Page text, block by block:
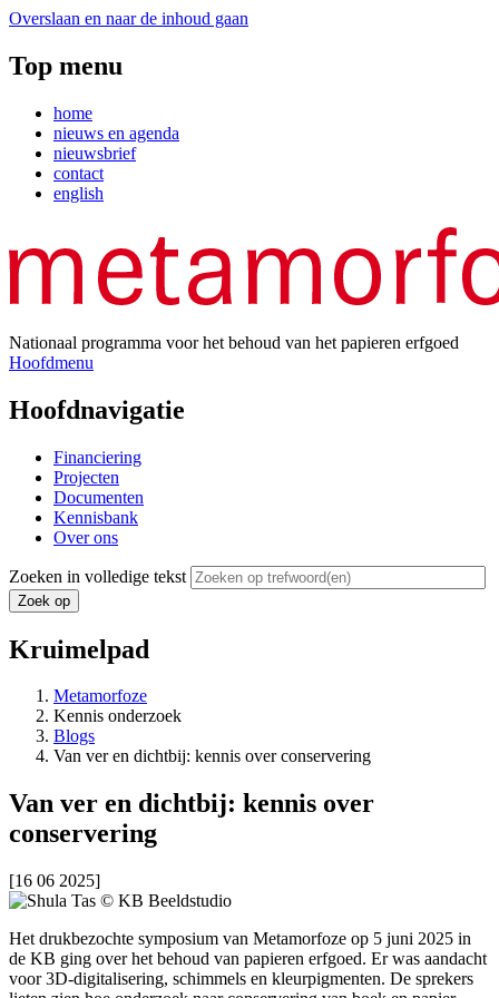
Overslaan en naar de inhoud gaan
Top menu
home
nieuws en agenda
nieuwsbrief
contact
english
Nationaal programma voor het behoud van het papieren erfgoed
Hoofdmenu
Hoofdnavigatie
Financiering
Projecten
Documenten
Kennisbank
Over ons
Zoeken in volledige tekst
Kruimelpad
Metamorfoze
Kennis onderzoek
Blogs
Van ver en dichtbij: kennis over conservering
Van ver en dichtbij: kennis over
conservering
[16 06 2025]
Het drukbezochte symposium van Metamorfoze op 5 juni 2025 in
de KB ging over het behoud van papieren erfgoed. Er was aandacht
voor 3D-digitalisering, schimmels en kleurpigmenten. De sprekers